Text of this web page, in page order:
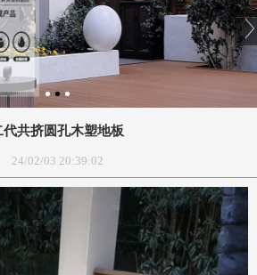
代共挤圆孔木塑地板
24/02/03 20:39:02